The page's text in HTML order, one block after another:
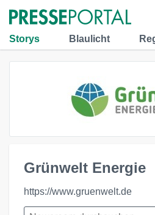
Storys Blaulicht
Grünwelt Energie
https://www.gruenwelt.de